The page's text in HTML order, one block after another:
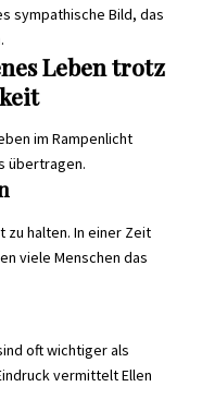
sympathische Bild, das
Leben trotz
im Rampenlicht
übertragen.
zu halten. In einer Zeit
viele Menschen das
oft wichtiger als
vermittelt Ellen